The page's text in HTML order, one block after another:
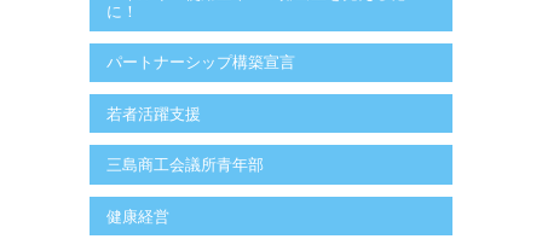
に！
パートナーシップ構築宣言
若者活躍支援
三島商工会議所青年部
健康経営